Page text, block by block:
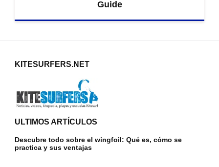
Guide
KITESURFERS.NET
ULTIMOS ARTÍCULOS
Descubre todo sobre el wingfoil: Qué es, cómo se
practica y sus ventajas